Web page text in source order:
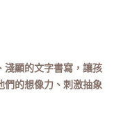
淺顯的文字書寫，讓孩
們的想像力、刺激抽象